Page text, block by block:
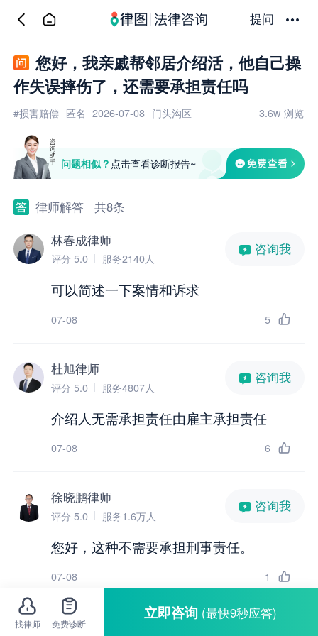
提问
您好，我亲戚帮邻居介绍活，他自己操
作失误摔伤了，还需要承担责任吗
3.6w 浏览
#损害赔偿 匿名 2026-07-08 门头沟区
问题相似？ 点击查看诊断报告~
律师解答
共8条
林春成律师
评分 5.0 服务2140人
咨询我
可以简述一下案情和诉求
5
07-08
杜旭律师
评分 5.0 服务4807人
咨询我
介绍人无需承担责任由雇主承担责任
6
07-08
徐晓鹏律师
评分 5.0 服务1.6万人
咨询我
您好，这种不需要承担刑事责任。
1
07-08
查看剩余5条解答
找律师 免费诊断
立即咨询 (最快9秒应答)